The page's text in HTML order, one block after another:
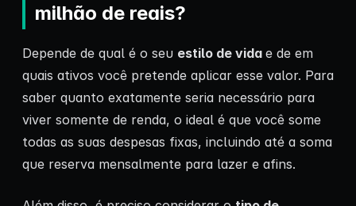
milhão de reais?
Depende de qual é o seu estilo de vida e de em
quais ativos você pretende aplicar esse valor. Para
saber quanto exatamente seria necessário para
viver somente de renda, o ideal é que você some
todas as suas despesas fixas, incluindo até a soma
que reserva mensalmente para lazer e afins.